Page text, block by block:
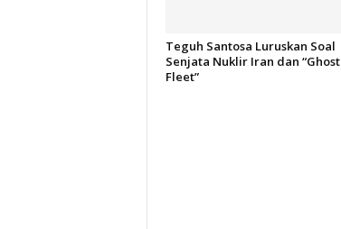
Teguh Santosa Luruskan Soal
Senjata Nuklir Iran dan “Ghost
Fleet”